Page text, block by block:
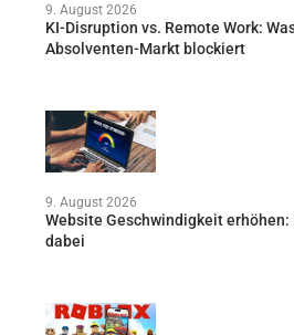
9. August 2026
KI-Disruption vs. Remote Work:
Absolventen-Markt blockiert
9. August 2026
Website Geschwindigkeit erhöhen:
dabei